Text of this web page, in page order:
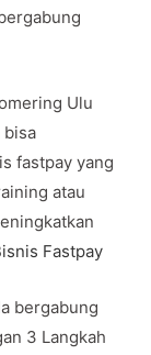
Ulu
bisa
fastpay yang
atau
Fastpay
bergabung
3 Langkah